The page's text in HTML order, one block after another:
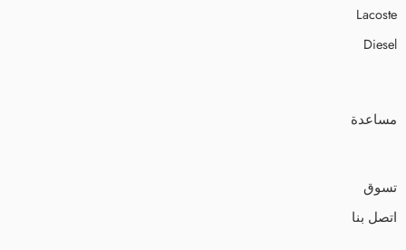
Lacoste
Diesel
مساعدة
تسوق
اتصل بنا